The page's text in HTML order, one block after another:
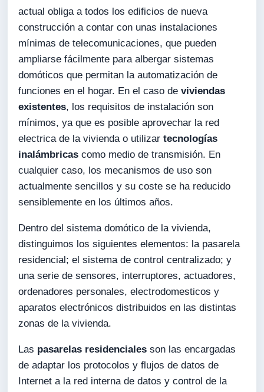
actual obliga a todos los edificios de nueva
construcción a contar con unas instalaciones
mínimas de telecomunicaciones, que pueden
ampliarse fácilmente para albergar sistemas
domóticos que permitan la automatización de
funciones en el hogar. En el caso deviviendas
existentes, los requisitos de instalación son
mínimos, ya que es posible aprovechar la red
electrica de la vivienda o utilizartecnologías
inalámbricas como medio de transmisión. En
cualquier caso, los mecanismos de uso son
actualmente sencillos y su coste se ha reducido
sensiblemente en los últimos años.
Dentro del sistema domótico de la vivienda,
distinguimos los siguientes elementos: la pasarela
residencial; el sistema de control centralizado; y
una serie de sensores, interruptores, actuadores,
ordenadores personales, electrodomesticos y
aparatos electrónicos distribuidos en las distintas
zonas de la vivienda.
Las pasarelas residenciales son las encargadas
de adaptar los protocolos y flujos de datos de
Internet a la red interna de datos y control de la